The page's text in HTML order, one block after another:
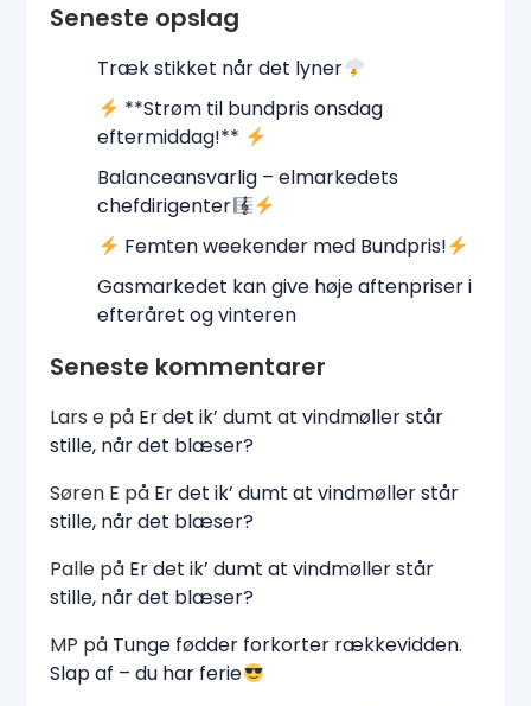
Seneste opslag
Træk stikket når det lyner
**Strøm til bundpris onsdag
eftermiddag!**
Balanceansvarlig – elmarkedets
chefdirigenter
Femten weekender med Bundpris!
Gasmarkedet kan give høje aftenpriser i
efteråret og vinteren
Seneste kommentarer
Lars e på Er det ik’ dumt at vindmøller står
stille, når det blæser?
Søren E på Er det ik’ dumt at vindmøller står
stille, når det blæser?
Palle på Er det ik’ dumt at vindmøller står
stille, når det blæser?
MP på Tunge fødder forkorter rækkevidden.
Slap af – du har ferie